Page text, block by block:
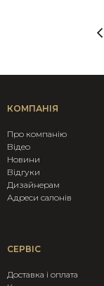
КОМПАНІЯ
Про компанію
Вiдео
Новини
Відгуки
Дизайнерам
Адреси салонів
СЕРВІС
Доставка і оплата